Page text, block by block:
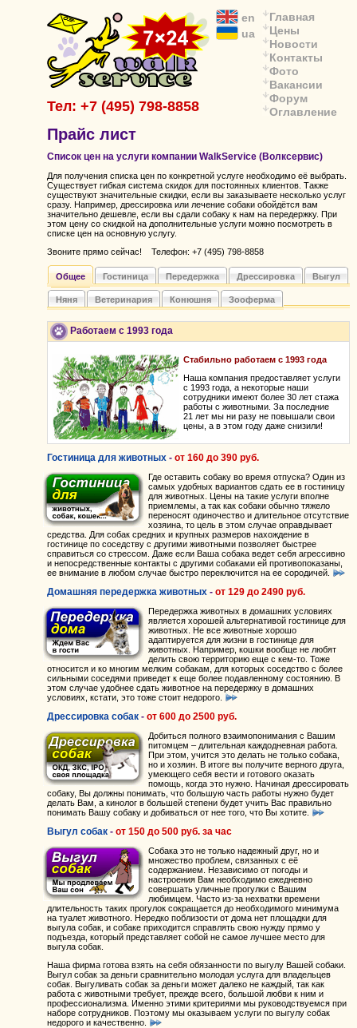
Тел: +7 (495) 798-8858
en
ua
Главная
Цены
Новости
Контакты
Фото
Вакансии
Форум
Оглавление
Прайс лист
Список цен на услуги компании WalkService (Волксервис)
Для получения списка цен по конкретной услуге необходимо её выбрать.
Существует гибкая система скидок для постоянных клиентов. Также
существуют значительные скидки, если вы заказываете несколько услуг
сразу. Например, дрессировка или лечение собаки обойдётся вам
значительно дешевле, если вы сдали собаку к нам на передержку. При
этом цену со скидкой на дополнительные услуги можно посмотреть в
списке цен на основную услугу.
Звоните прямо сейчас! Телефон: +7 (495) 798-8858
Общее Гостиница Передержка Дрессировка Выгул
Няня Ветеринария Конюшня Зооферма
Работаем с 1993 года
Стабильно работаем с 1993 года
Наша компания предоставляет услуги
с 1993 года, а некоторые наши
сотрудники имеют более 30 лет стажа
работы с животными. За последние
21 лет мы ни разу не повышали свои
цены, а в этом году даже снизили!
Гостиница для животных- от 160до 390руб.
Где оставить собаку во время отпуска? Один из
самых удобных вариантов сдать ее в гостиницу
для животных. Цены на такие услуги вполне
приемлемы, а так как собаки обычно тяжело
переносят одиночество и длительное отсутствие
хозяина, то цель в этом случае оправдывает
средства. Для собак средних и крупных размеров нахождение в
гостинице по соседству с другими животными позволяет быстрее
справиться со стрессом. Даже если Ваша собака ведет себя агрессивно
и непосредственные контакты с другими собаками ей противопоказаны,
ее внимание в любом случае быстро переключится на ее сородичей.
Домашняя передержка животных- от 129до 2490руб.
Передержка животных в домашних условиях
является хорошей альтернативой гостинице для
животных. Не все животные хорошо
адаптируется для жизни в гостинице для
животных. Например, кошки вообще не любят
делить свою территорию еще с кем-то. Тоже
относится и ко многим мелким собакам, для которых соседство с более
сильными соседями приведет к еще более подавленному состоянию. В
этом случае удобнее сдать животное на передержку в домашних
условиях, кстати, это тоже стоит недорого.
Дрессировка собак- от 600до 2500руб.
Добиться полного взаимопонимания с Вашим
питомцем – длительная каждодневная работа.
При этом, учится это делать не только собака,
но и хозяин. В итоге вы получите верного друга,
умеющего себя вести и готового оказать
помощь, когда это нужно. Начиная дрессировать
собаку, Вы должны понимать, что большую часть работы нужно будет
делать Вам, а кинолог в большей степени будет учить Вас правильно
понимать Вашу собаку и добиваться от нее того, что Вы хотите.
Выгул собак- от 150до 500руб. за час
Собака это не только надежный друг, но и
множество проблем, связанных с её
содержанием. Независимо от погоды и
настроения Вам необходимо ежедневно
совершать уличные прогулки с Вашим
любимцем. Часто из-за нехватки времени
длительность таких прогулок сокращается до необходимого минимума
на туалет животного. Нередко поблизости от дома нет площадки для
выгула собак, и собаке приходится справлять свою нужду прямо у
подъезда, который представляет собой не самое лучшее место для
выгула собак.
Наша фирма готова взять на себя обязанности по выгулу Вашей собаки.
Выгул собак за деньги сравнительно молодая услуга для владельцев
собак. Выгуливать собак за деньги может далеко не каждый, так как
работа с животными требует, прежде всего, большой любви к ним и
профессионализма. Именно этими критериями мы руководствуемся при
наборе сотрудников. Поэтому мы оказываем услуги по выгулу собак
недорого и качественно.